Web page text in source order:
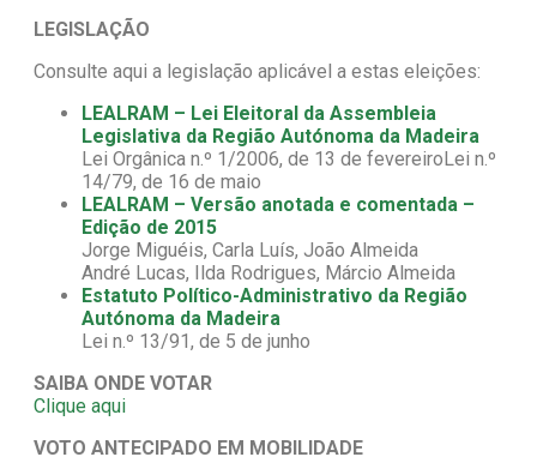
LEGISLAÇÃO
Consulte aqui a legislação aplicável a estas eleições:
LEALRAM – Lei Eleitoral da Assembleia
Legislativa da Região Autónoma da Madeira
Lei Orgânica n.º 1/2006, de 13 de fevereiroLei n.º
14/79, de 16 de maio
LEALRAM – Versão anotada e comentada –
Edição de 2015
Jorge Miguéis, Carla Luís, João Almeida
André Lucas, Ilda Rodrigues, Márcio Almeida
Estatuto Político-Administrativo da Região
Autónoma da Madeira
Lei n.º 13/91, de 5 de junho
SAIBA ONDE VOTAR
Clique aqui
VOTO ANTECIPADO EM MOBILIDADE